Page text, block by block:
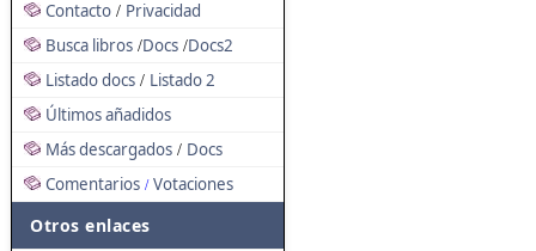
Contacto / Privacidad
Busca libros /Docs /Docs2
Listado docs / Listado 2
Últimos añadidos
Más descargados / Docs
Comentarios / Votaciones
Otros enlaces